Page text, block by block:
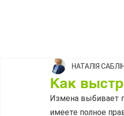
Как
НАТАЛІЯ
Измена выбивает
имеете полное